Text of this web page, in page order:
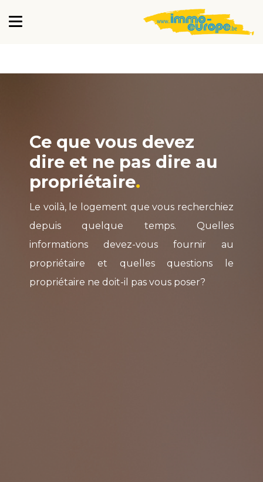
Ce que vous devez
dire et ne pas dire au
propriétaire
Le voilà, le logement que vous recherchiez
depuis quelque temps. Quelles
informations devez-vous fournir au
propriétaire et quelles questions le
propriétaire ne doit-il pas vous poser?